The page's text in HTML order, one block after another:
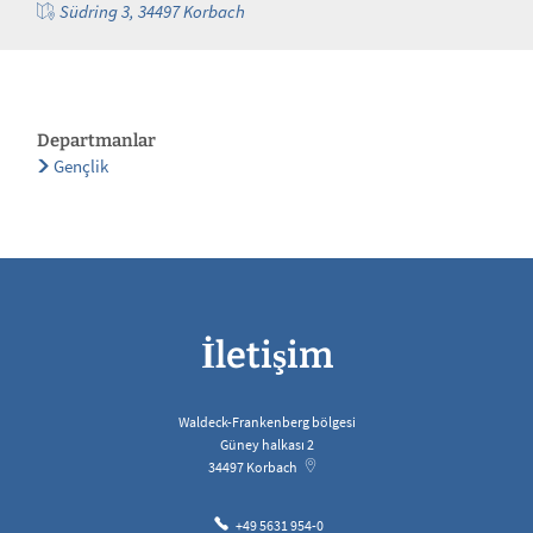
Südring 3, 34497 Korbach
Departmanlar
Gençlik
İletişim
Waldeck-Frankenberg bölgesi
Güney halkası 2
34497 Korbach
+49 5631 954-0